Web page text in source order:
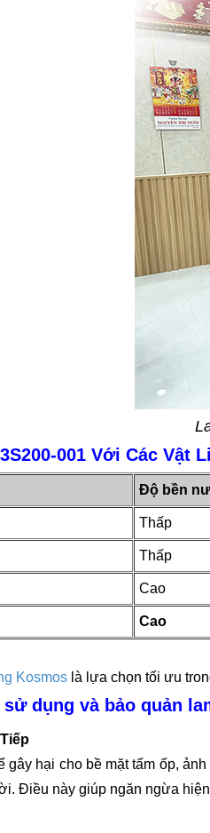
001 Với Các Vật
Độ bền
Thấp
Thấp
Cao
Cao
Kosmos là lựa chọn tối ưu
dụng và bảo quản
gây hại cho bề mặt tấm ốp,
Điều này giúp ngăn ngừa